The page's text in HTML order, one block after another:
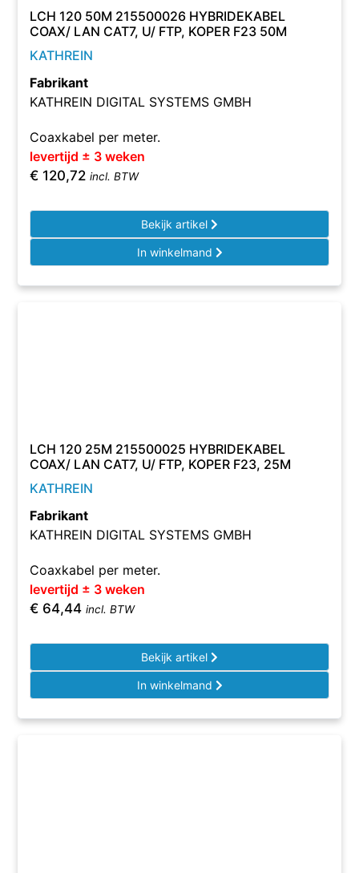
LCH 120 50M 215500026 HYBRIDEKABEL
COAX/ LAN CAT7, U/ FTP, KOPER F23 50M
KATHREIN
Fabrikant
KATHREIN DIGITAL SYSTEMS GMBH
Coaxkabel per meter.
levertijd ± 3 weken
€ 120,72 incl. BTW
Bekijk artikel
In winkelmand
LCH 120 25M 215500025 HYBRIDEKABEL
COAX/ LAN CAT7, U/ FTP, KOPER F23, 25M
KATHREIN
Fabrikant
KATHREIN DIGITAL SYSTEMS GMBH
Coaxkabel per meter.
levertijd ± 3 weken
€ 64,44 incl. BTW
Bekijk artikel
In winkelmand